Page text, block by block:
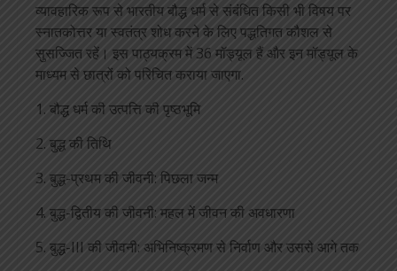
व्यावहारिक रूप से भारतीय बौद्ध धर्म से संबंधित किसी भी विषय पर
स्नातकोत्तर या स्वतंत्र शोध करने के लिए पद्धतिगत कौशल से
सुसज्जित रहें। इस पाठ्यक्रम में 36 मॉड्यूल हैं और इन मॉड्यूल के
माध्यम से छात्रों को परिचित कराया जाएगा.
1. बौद्ध धर्म की उत्पत्ति की पृष्ठभूमि
2. बुद्ध की तिथि
3. बुद्ध-प्रथम की जीवनी: पिछला जन्म
4. बुद्ध-द्वितीय की जीवनी: महल में जीवन की अवधारणा
5. बुद्ध-III की जीवनी: अभिनिष्क्रमण से निर्वाण और उससे आगे तक